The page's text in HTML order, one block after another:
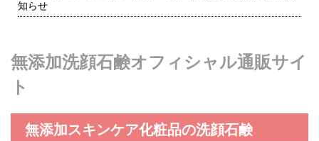
知らせ
無添加洗顔石鹸オフィシャル通販サイ
ト
無添加スキンケア化粧品の洗顔石鹸